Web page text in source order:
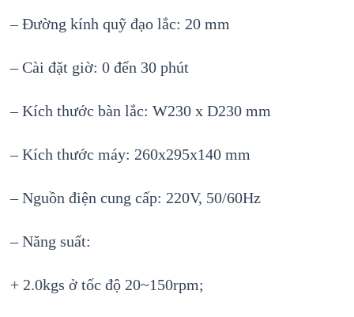
– Đường kính quỹ đạo lắc: 20 mm
– Cài đặt giờ: 0 đến 30 phút
– Kích thước bàn lắc: W230 x D230 mm
– Kích thước máy: 260x295x140 mm
– Nguồn điện cung cấp: 220V, 50/60Hz
– Năng suất:
+ 2.0kgs ở tốc độ 20~150rpm;